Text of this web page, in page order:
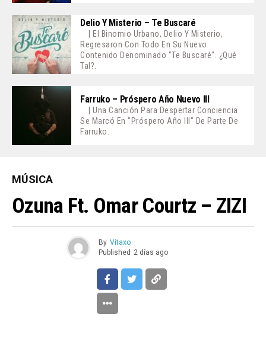
Delio Y Misterio – Te Buscaré
| El Binomio Urbano, Delio Y Misterio,
Regresaron Con Todo En Su Nuevo
Contenido Denominado "Te Buscaré". ¿Qué
Tal?.
Farruko – Próspero Año Nuevo III
| Una Canción Para Despertar Conciencia
Se Marcó En "Próspero Año III" De Parte De
Farruko.
MÚSICA
Ozuna Ft. Omar Courtz – ZIZI
By Vitaxo
Published 2 días ago